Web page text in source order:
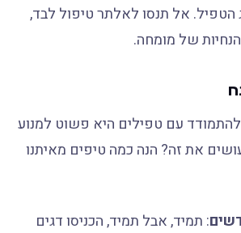
הטפיל. אל תנסו לאלתר טיפול לבד,
של מומחה.
עם טפילים היא פשוט למנוע
את זה? הנה כמה טיפים מאיתנו
: תמיד, אבל תמיד, הכניסו דגים